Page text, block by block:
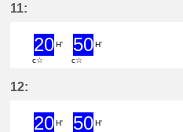
11:
20H'
c☆
50H'
c☆
12:
20H'
50H'